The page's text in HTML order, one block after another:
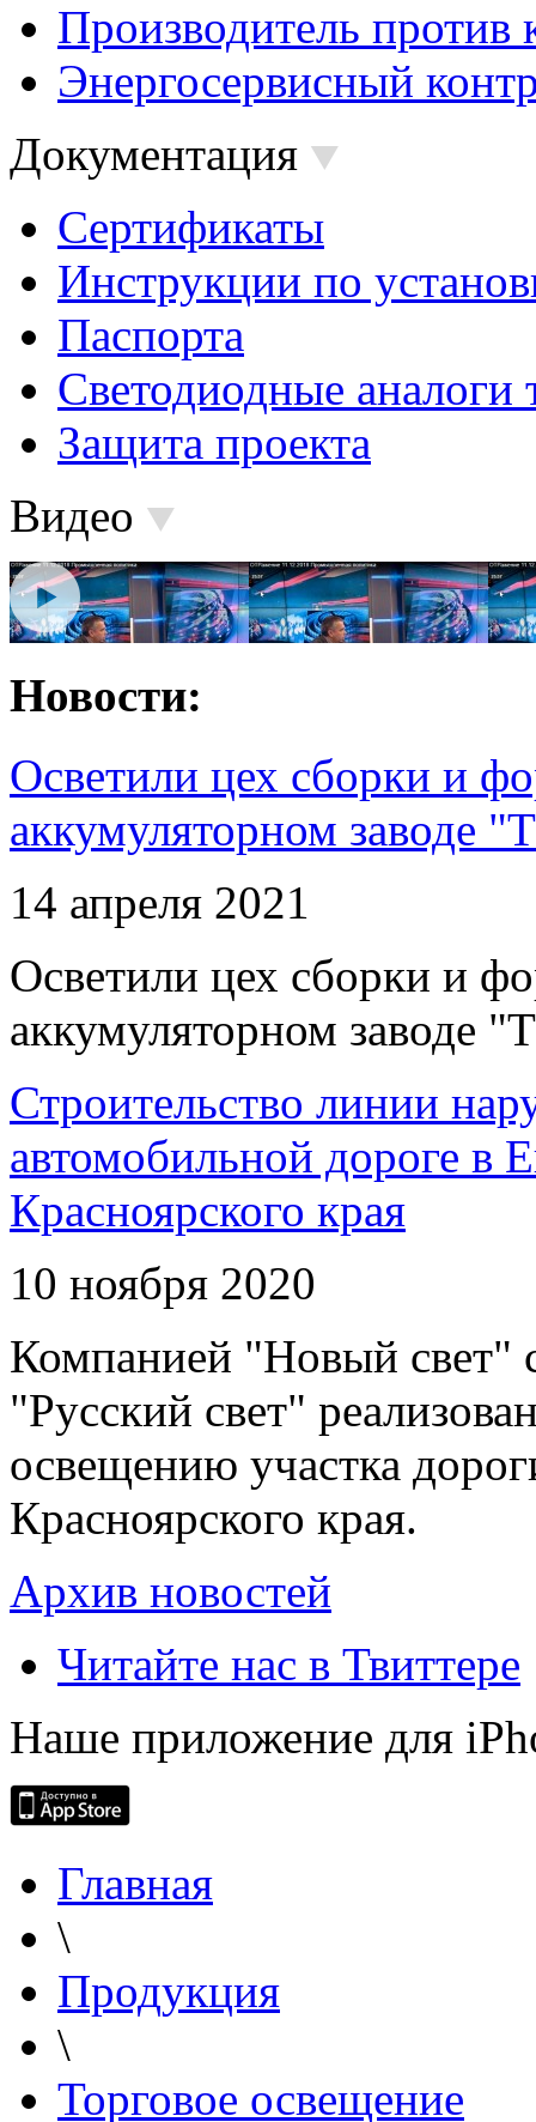
Производитель против
Энергосервисный
Документация
Сертификаты
Инструкции по
Паспорта
Светодиодные аналоги
Защита проекта
Видео
Новости:
Осветили цех сборки и
аккумуляторном заводе
14 апреля 2021
Осветили цех сборки и
аккумуляторном заводе
Строительство линии
автомобильной дороге в
Красноярского края
10 ноября 2020
Компанией "Новый свет"
"Русский свет"
освещению участка
Красноярского края.
Архив новостей
Читайте нас в Твиттере
Наше приложение для
Главная
\
Продукция
\
Торговое освещение